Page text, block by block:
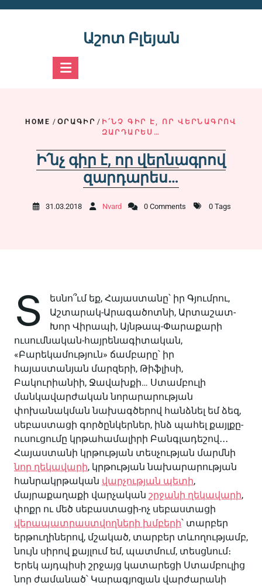
Աշոտ Բլեյան
HOME / ՕՐԱԳԻՐ / Ի՛ՆՉ ԳԻՐ Է, ՈՐ ՎԵՐՆԱԳՐՈՎ
ԶԱՐԴԱՐԵՍ…
Ի՛նչ գիր է, որ վերնագրով
զարդարես…
31.03.2018 Nvard 0 Comments 0 Tags
Տ
եսնո՞ւմ եք, Հայաստանը՝ իր Գյումրու,
Աշտարակ-Արագածոտնի, Արտաշատ-
Խոր Վիրապի, Այնթապ-Փարաքարի
ուսումնական-հայրենագիտական,
«Բարեկամություն» ճամբարը՝ իր
հայաստանյան մարզերի, Թիֆլիսի,
Բակուրիանիի, Ջավախքի… Ստամբուլի
մանկավարժական նորարարության
փոխանակման նախագծերով հանձնել եմ ձեզ,
սեբաստացի գործընկերներ, ինձ պահել քայլքը-
ուսուցումը կրթահամալիրի Բանգլադեշով․․․
Հայաստանի կրթության տեսչության մարմնի
նոր ղեկավարի, կրթության նախարարության
հանրակրթական վարչության պետի,
մայրաքաղաքի վարչական շրջանի ղեկավարի,
փոքր ու մեծ սեբաստացի-ոչ սեբաստացի
վերապատրաստվողների խմբերի՝ տարբեր
երթուղիներով, մշակած, տարբեր տևողությամբ,
նույն սիրով քայլում եմ, պատմում, տեսցնում։
Երեկ այդպիսի շրջայց կատարեցի Ստամբուլից
նոր ժամանած՝ Կարագյոզյան վարժարանի